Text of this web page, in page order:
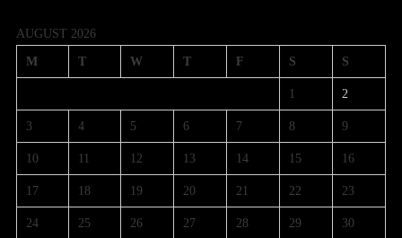
AUGUST 2026
M T W T F S S
1 2
3 4 5 6 7 8 9
10 11 12 13 14 15 16
17 18 19 20 21 22 23
24 25 26 27 28 29 30